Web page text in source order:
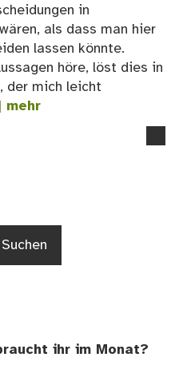
in
als dass man hier
lassen könnte.
höre, löst dies in
der mich leicht
| mehr
ihr im Monat?